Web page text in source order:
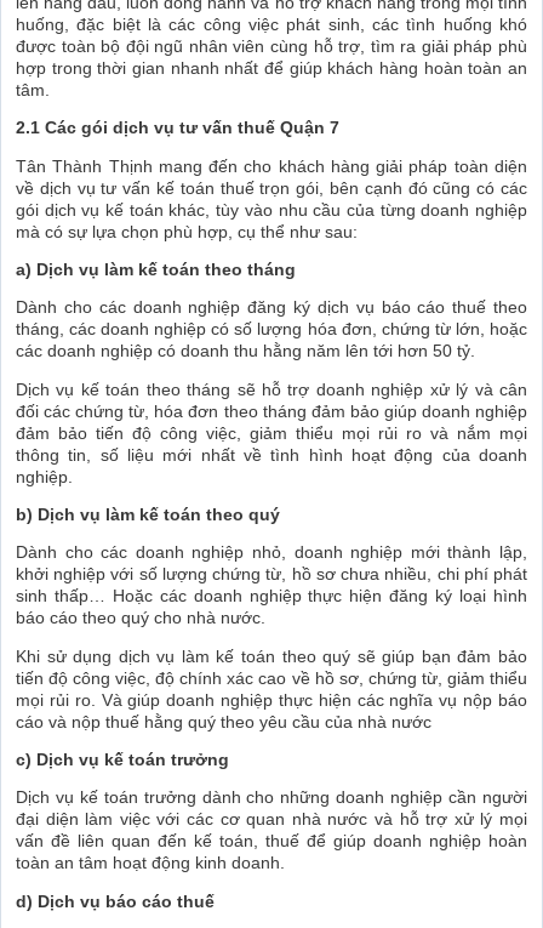
huống, đặc biệt là các công việc phát sinh, các tình huống khó
được toàn bộ đội ngũ nhân viên cùng hỗ trợ, tìm ra giải pháp phù
hợp trong thời gian nhanh nhất để giúp khách hàng hoàn toàn an
tâm.
2.1 Các gói dịch vụ tư vấn thuế Quận 7
Tân Thành Thịnh mang đến cho khách hàng giải pháp toàn diện
về dịch vụ tư vấn kế toán thuế trọn gói, bên cạnh đó cũng có các
gói dịch vụ kế toán khác, tùy vào nhu cầu của từng doanh nghiệp
mà có sự lựa chọn phù hợp, cụ thể như sau:
a) Dịch vụ làm kế toán theo tháng
Dành cho các doanh nghiệp đăng ký dịch vụ báo cáo thuế theo
tháng, các doanh nghiệp có số lượng hóa đơn, chứng từ lớn, hoặc
các doanh nghiệp có doanh thu hằng năm lên tới hơn 50 tỷ.
Dịch vụ kế toán theo tháng sẽ hỗ trợ doanh nghiệp xử lý và cân
đối các chứng từ, hóa đơn theo tháng đảm bảo giúp doanh nghiệp
đảm bảo tiến độ công việc, giảm thiểu mọi rủi ro và nắm mọi
thông tin, số liệu mới nhất về tình hình hoạt động của doanh
nghiệp.
b) Dịch vụ làm kế toán theo quý
Dành cho các doanh nghiệp nhỏ, doanh nghiệp mới thành lập,
khởi nghiệp với số lượng chứng từ, hồ sơ chưa nhiều, chi phí phát
sinh thấp… Hoặc các doanh nghiệp thực hiện đăng ký loại hình
báo cáo theo quý cho nhà nước.
Khi sử dụng dịch vụ làm kế toán theo quý sẽ giúp bạn đảm bảo
tiến độ công việc, độ chính xác cao về hồ sơ, chứng từ, giảm thiểu
mọi rủi ro. Và giúp doanh nghiệp thực hiện các nghĩa vụ nộp báo
cáo và nộp thuế hằng quý theo yêu cầu của nhà nước
c) Dịch vụ kế toán trưởng
Dịch vụ kế toán trưởng dành cho những doanh nghiệp cần người
đại diện làm việc với các cơ quan nhà nước và hỗ trợ xử lý mọi
vấn đề liên quan đến kế toán, thuế để giúp doanh nghiệp hoàn
toàn an tâm hoạt động kinh doanh.
d) Dịch vụ báo cáo thuế